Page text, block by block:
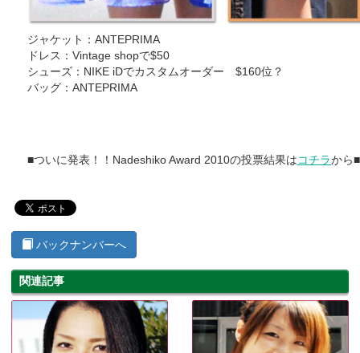
ジャケット：ANTEPRIMA
ドレス：Vintage shopで$50
シューズ：NIKE iDでカスタムオーダー $160位？
バッグ：ANTEPRIMA
■ついに発表！！Nadeshiko Award 2010の投票結果はコチラから
バックナンバーへ
関連記事